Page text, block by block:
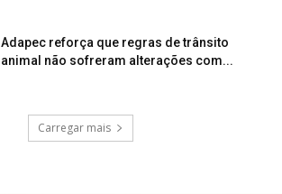
Adapec reforça que regras de trânsito
animal não sofreram alterações com...
Carregar mais